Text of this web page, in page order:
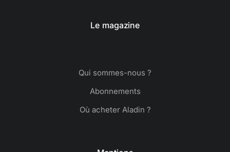
Le magazine
Qui sommes-nous ?
Abonnements
Où acheter Aladin ?